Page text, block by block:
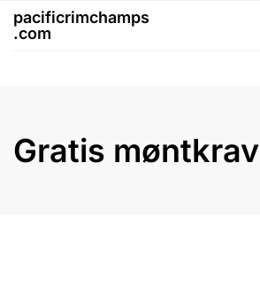
pacificrimchamps
.com
Gratis møntkrav